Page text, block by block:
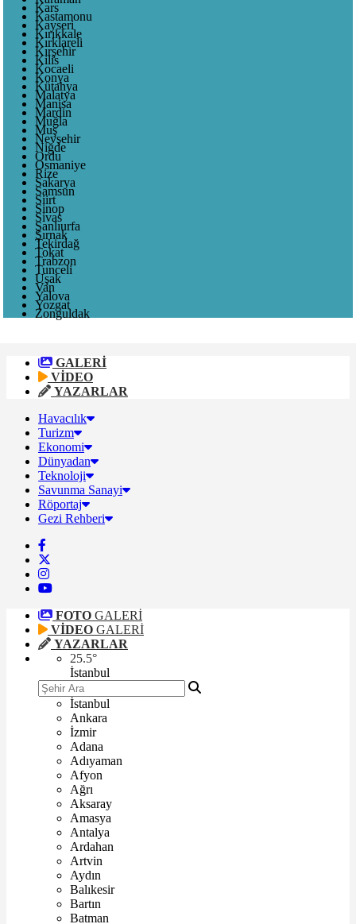
Kars
Kastamonu
Kayseri
Kırıkkale
Kırklareli
Kırşehir
Kilis
Kocaeli
Konya
Kütahya
Malatya
Manisa
Mardin
Muğla
Muş
Nevşehir
Niğde
Ordu
Osmaniye
Rize
Sakarya
Samsun
Siirt
Sinop
Sivas
Şanlıurfa
Şırnak
Tekirdağ
Tokat
Trabzon
Tunceli
Uşak
Van
Yalova
Yozgat
Zonguldak
GALERİ
VİDEO
YAZARLAR
Havacılık
Turizm
Ekonomi
Dünyadan
Teknoloji
Savunma Sanayi
Röportaj
Gezi Rehberi
FOTO GALERİ
VİDEO GALERİ
YAZARLAR
25.5°
İstanbul
İstanbul
Ankara
İzmir
Adana
Adıyaman
Afyon
Ağrı
Aksaray
Amasya
Antalya
Ardahan
Artvin
Aydın
Balıkesir
Bartın
Batman